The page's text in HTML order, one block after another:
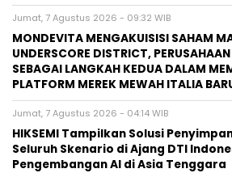
Jumat, 7 Agustus 2026 - 09:32 WIB
MONDEVITA MENGAKUISISI SAHAM
UNDERSCORE DISTRICT,
SEBAGAI LANGKAH KEDUA DALAM
PLATFORM MEREK MEWAH ITALIA
Jumat, 7 Agustus 2026 - 04:14 WIB
HIKSEMI Tampilkan Solusi
Seluruh Skenario di Ajang DTI
Pengembangan AI di Asia Tenggara